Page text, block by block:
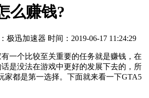
么赚钱?
极迅加速器 时间：2019-06-17 11:24:29
个比较至关重要的任务就是赚钱，在
是没法在游戏中更好的发展下去的，所
家都是第一选择。下面就来看一下GTA5